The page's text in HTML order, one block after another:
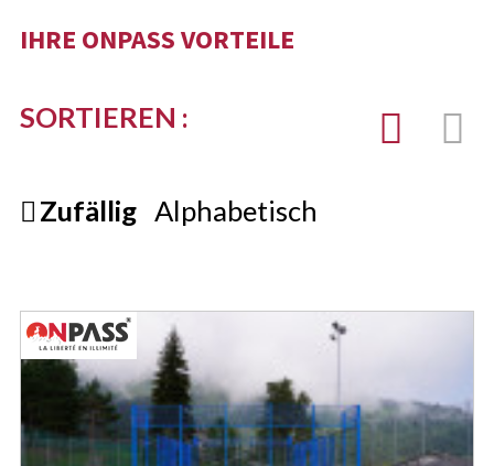
IHRE ONPASS VORTEILE
SORTIEREN :
Zufällig Alphabetisch